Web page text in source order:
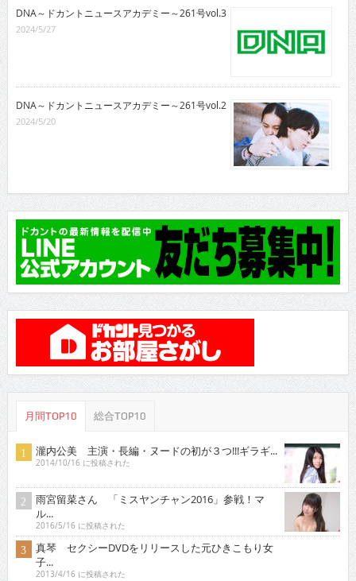
DNA～ドカントニュースアカデミー～261号vol.3
2024/5/27
DNA～ドカントニュースアカデミー～261号vol.2
2024/5/20
月間TOP10 総合TOP10
瀧内公美 主演・長編・ヌードの初が３つ!!!ギラギ...
2014/10/16 に投稿された
雨宮留菜さん 「ミスヤンチャン2016」参戦！マ
ル...
2016/5/16 に投稿された
真琴 セクシーDVDをリリースした元ひきこもり女
子...
2013/4/16 に投稿された